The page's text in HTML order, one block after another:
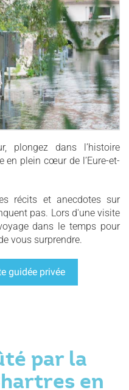
plongez dans l’histoire
en plein cœur de l’Eure-et-
récits et anecdotes sur
pas. Lors d'une visite
dans le temps pour
vous surprendre.
guidée privée
par la
en